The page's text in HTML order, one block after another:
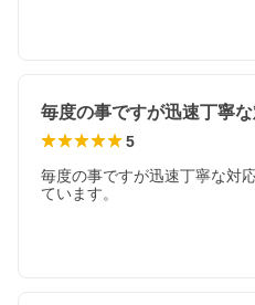
5
毎度の事ですが迅速丁寧な対